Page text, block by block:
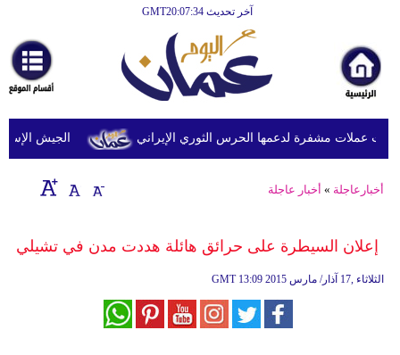
آخر تحديث GMT20:07:34
أخبارعاجلة
رياضة
ثقافة
إقتصاد
وموسيقى
الجيش عملات مشفرة لدعمها الحرس الثوري الإيراني
أخبارعاجلة » أخبار عاجلة
إعلان السيطرة على حرائق هائلة هددت مدن في تشيلي
GMT 13:09 2015 الثلاثاء ,17 آذار/ مارس